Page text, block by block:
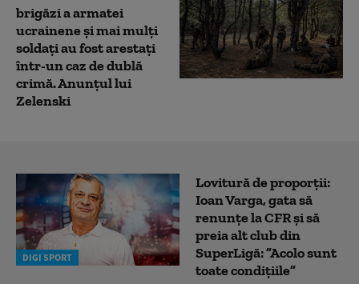
brigăzi a armatei
ucrainene și mai mulți
soldați au fost arestați
într-un caz de dublă
crimă. Anunțul lui
Zelenski
DIGI SPORT
Lovitură de proporții:
Ioan Varga, gata să
renunțe la CFR și să
preia alt club din
SuperLigă: ”Acolo sunt
toate condițiile”